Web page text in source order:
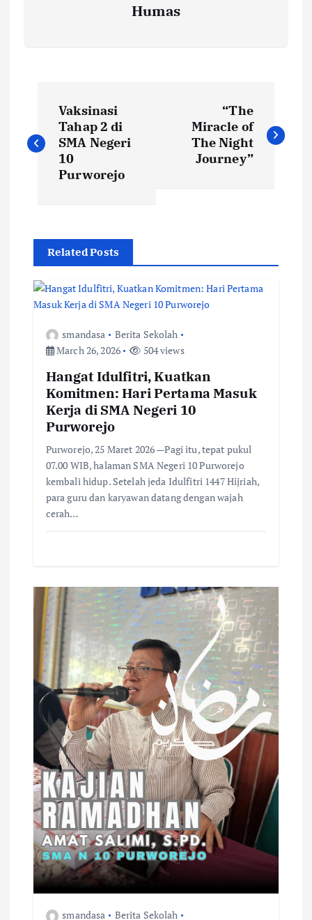
Humas
o
n
a
v
Vaksinasi
Tahap 2 di
SMA Negeri
10
Purworejo
“The
Miracle of
The Night
Journey”
Related Posts
smandasa
Berita Sekolah
March 26, 2026
504 views
Hangat Idulfitri, Kuatkan
Komitmen: Hari Pertama Masuk
Kerja di SMA Negeri 10
Purworejo
Purworejo, 25 Maret 2026 —Pagi itu, tepat pukul
07.00 WIB, halaman SMA Negeri 10 Purworejo
kembali hidup. Setelah jeda Idulfitri 1447 Hijriah,
para guru dan karyawan datang dengan wajah
cerah…
smandasa Berita Sekolah